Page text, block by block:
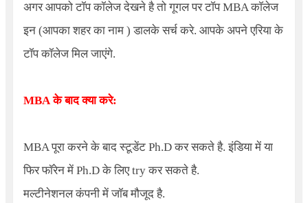
अगर आपको टॉप कॉलेज देखने है तो गूगल पर टॉप MBA कॉलेज
इन (आपका शहर का नाम ) डालके सर्च करे. आपके अपने एरिया के
टॉप कॉलेज मिल जाएंगे.
MBAके बाद क्या करे:
MBA पूरा करने के बाद स्टूडेंट Ph.Dकर सकते है. इंडिया में या
फिर फॉरेन में Ph.Dके लिए try कर सकते है.
मल्टीनेशनल कंपनी में जॉब मौजूद है.